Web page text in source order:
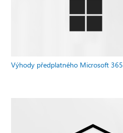
Výhody předplatného Microsoft 365